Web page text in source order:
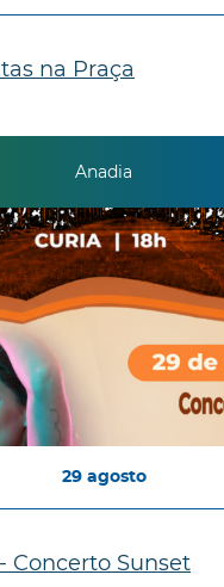
na Praça
Anadia
29 agosto
Concerto Sunset